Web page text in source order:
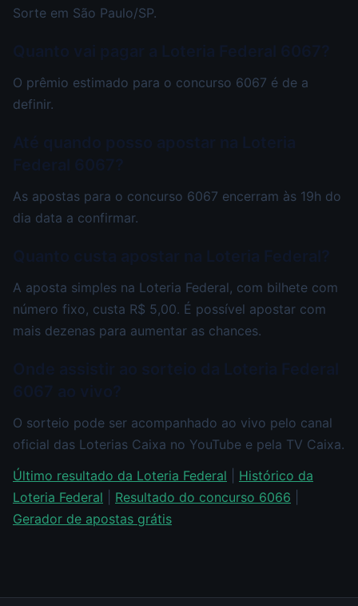
Sorte em São Paulo/SP.
O prêmio estimado para o concurso 6067 é de a
definir.
As apostas para o concurso 6067 encerram às 19h do
dia data a confirmar.
A aposta simples na Loteria Federal, com bilhete com
número fixo, custa R$ 5,00. É possível apostar com
mais dezenas para aumentar as chances.
O sorteio pode ser acompanhado ao vivo pelo canal
oficial das Loterias Caixa no YouTube e pela TV Caixa.
Último resultado da Loteria Federal
Histórico da
Loteria Federal
Resultado do concurso 6066
Gerador de apostas grátis